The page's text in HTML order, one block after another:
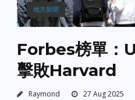
地方新聞
Forbes榜單：
擊敗Harvard
Raymond 27 Aug 2025